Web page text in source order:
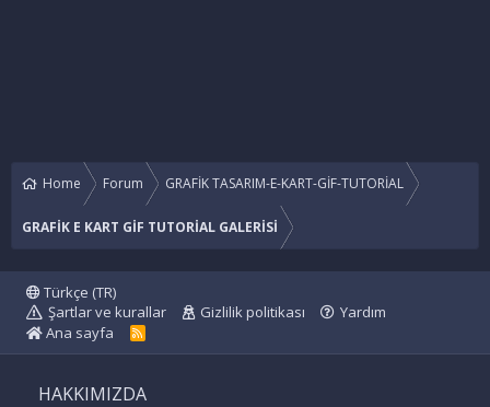
Home Forum GRAFİK TASARIM-E-KART-GİF-TUTORİAL
GRAFİK E KART GİF TUTORİAL GALERİSİ
Türkçe (TR)
Şartlar ve kurallar
Gizlilik politikası
Yardım
Ana sayfa
R
HAKKIMIZDA